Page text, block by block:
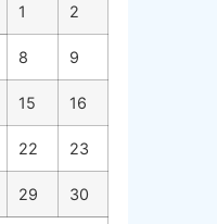
1 2
8 9
15 16
22 23
29 30